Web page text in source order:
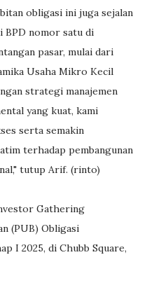
obligasi ini juga sejalan
BPD nomor satu di
pasar, mulai dari
Usaha Mikro Kecil
strategi manajemen
yang kuat, kami
serta semakin
terhadap pembangunan
tutup Arif. (rinto)
Gathering
(PUB) Obligasi
I 2025, di Chubb Square,